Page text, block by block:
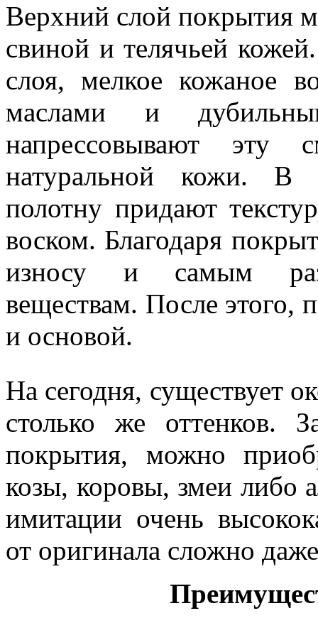
Верхний слой покрытия
свиной и телячьей
слоя, мелкое кожаное
маслами и
напрессовывают эту
натуральной кожи. В
полотну придают
воском. Благодаря
износу и самым
веществам. После этого,
и основой.
На сегодня, существует
столько же оттенков.
покрытия, можно
козы, коровы, змеи либо
имитации очень
от оригинала сложно